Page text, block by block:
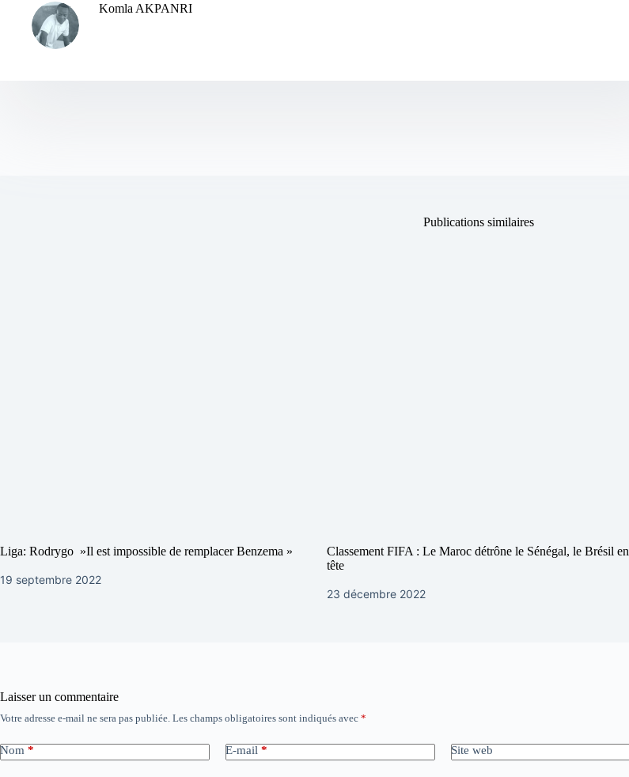
Komla AKPANRI
Publications similaires
Liga: Rodrygo »Il est impossible de remplacer Benzema »
19 septembre 2022
Classement FIFA : Le Maroc détrône le Sénégal, le Brésil en
tête
23 décembre 2022
Laisser un commentaire
Votre adresse e-mail ne sera pas publiée. Les champs obligatoires sont indiqués avec *
Nom * E-mail * Site web